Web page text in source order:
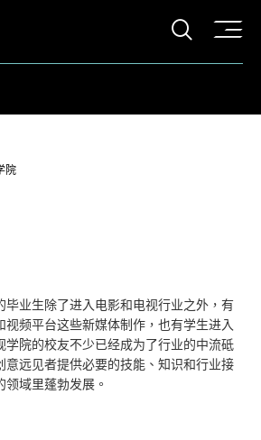
打开
院
毕业生除了进入电影和电视行业之外，有
视频平台这些新媒体制作，也有学生进入
学院的校友不少已经成为了行业的中流砥
意远见者提供必要的技能、知识和行业接
域里蓬勃发展。